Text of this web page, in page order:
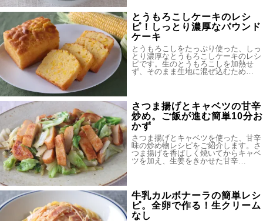
とうもろこしケーキのレシ
ピ！しっとり濃厚なパウンド
ケーキ
とうもろこしをたっぷり使った、しっ
とり濃厚なとうもろこしケーキのレシ
ピです。生のとうもろこしを加熱せ
ず、そのまま生地に混ぜ込むため…
さつま揚げとキャベツの甘辛
炒め。ご飯が進む簡単10分お
かず
さつま揚げとキャベツを使った、甘辛
味の炒め物レシピをご紹介します。さ
つま揚げを香ばしく焼いてからキャベ
ツを加え、生姜をきかせた甘辛…
牛乳カルボナーラの簡単レシ
ピ。全卵で作る！生クリーム
なし